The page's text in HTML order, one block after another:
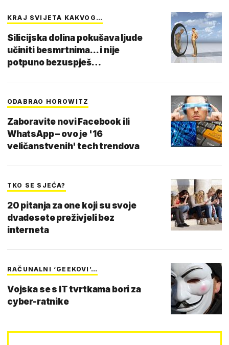
KRAJ SVIJETA KAKVOG…
Silicijska dolina pokušava ljude
učiniti besmrtnima... i nije
potpuno bezuspješ…
ODABRAO HOROWITZ
Zaboravite novi Facebook ili
WhatsApp – ovo je '16
veličanstvenih' tech trendova
TKO SE SJEĆA?
20 pitanja za one koji su svoje
dvadesete preživjeli bez
interneta
RAČUNALNI ‘GEEKOVI’…
Vojska se s IT tvrtkama bori za
cyber-ratnike